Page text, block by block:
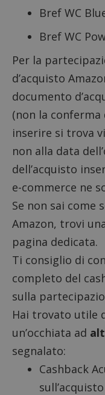
Bref WC
Bref WC
Per la
d’acquisto
documento
(non la conferma
inserire si trova
non alla data
dell’acquisto
e-commerce ne
Se non sai come
Amazon, trovi
pagina dedicata.
Ti consiglio di
completo del
sulla
Hai trovato utile
un’occhiata ad
segnalato:
Cashback